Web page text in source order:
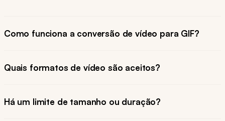
Como funciona a conversão de vídeo para GIF?
Quais formatos de vídeo são aceitos?
Há um limite de tamanho ou duração?